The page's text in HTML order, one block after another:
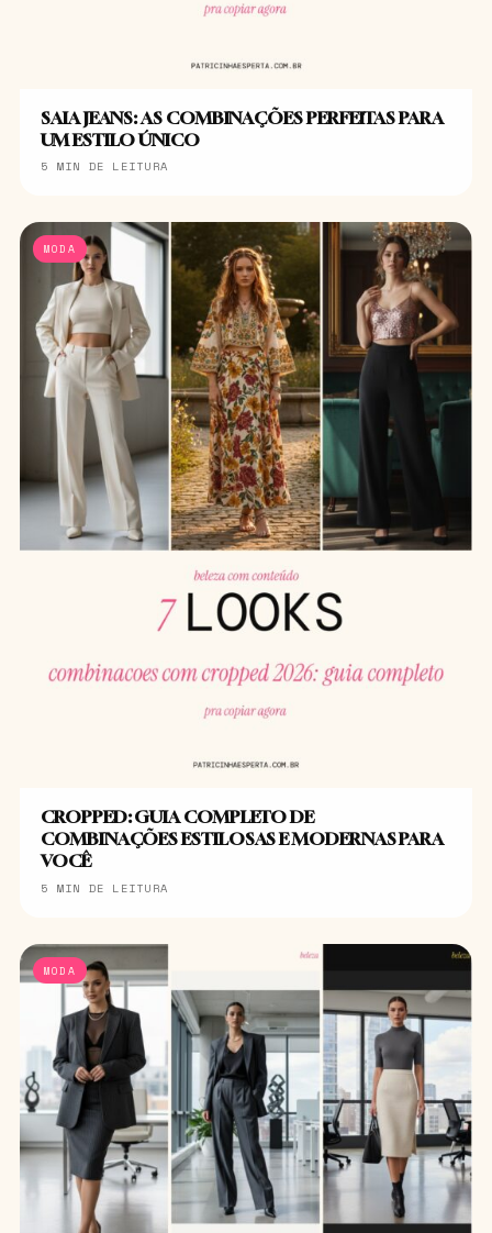
SAIA JEANS: AS COMBINAÇÕES PERFEITAS PARA
UM ESTILO ÚNICO
5 MIN DE LEITURA
MODA
CROPPED: GUIA COMPLETO DE
COMBINAÇÕES ESTILOSAS E MODERNAS PARA
VOCÊ
5 MIN DE LEITURA
MODA